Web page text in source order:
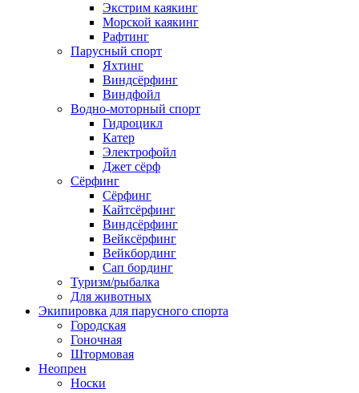
Экстрим каякинг
Морской каякинг
Рафтинг
Парусный спорт
Яхтинг
Виндсёрфинг
Виндфойл
Водно-моторный спорт
Гидроцикл
Катер
Электрофойл
Джет сёрф
Сёрфинг
Сёрфинг
Кайтсёрфинг
Виндсёрфинг
Вейксёрфинг
Вейкбординг
Сап бординг
Туризм/рыбалка
Для животных
Экипировка для парусного спорта
Городская
Гоночная
Штормовая
Неопрен
Носки